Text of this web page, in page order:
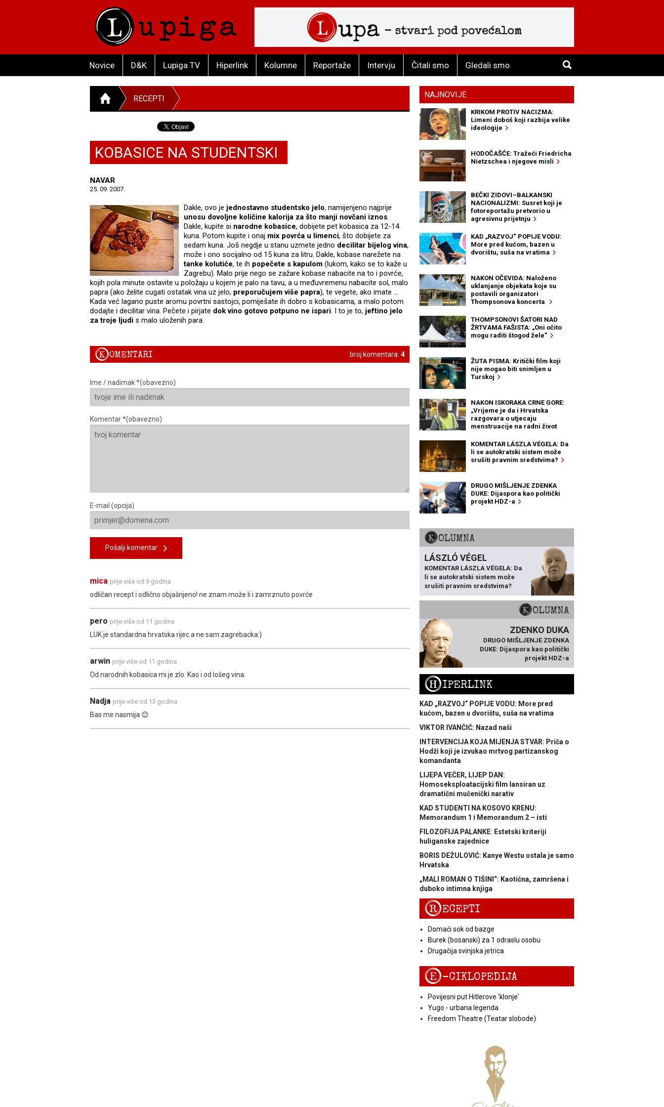
Novice D&K Lupiga TV Hiperlink Kolumne Reportaže Intervju Čitali smo Gledali smo
RECEPTI
KOBASICE NA STUDENTSKI
NAVAR
25. 09. 2007.
Dakle, ovo je jednostavno studentsko jelo, namijenjeno najprije
unosu dovoljne količine kalorija za što manji novčani iznos.
Dakle, kupite si narodne kobasice, dobijete pet kobasica za 12-14
kuna. Potom kupite i onaj mix povrća u limenci, što dobijete za
sedam kuna. Još negdje u stanu uzmete jedno decilitar bijelog vina,
može i ono socijalno od 15 kuna za litru. Dakle, kobase narežete na
tanke kolutiće, te ih popečete s kapulom (lukom, kako se to kaže u
Zagrebu). Malo prije nego se zažare kobase nabacite na to i povrće,
kojih pola minute ostavite u položaju u kojem je palo na tavu, a u međuvremenu nabacite sol, malo
papra (ako želite cugati ostatak vina uz jelo, preporučujem više papra), te vegete, ako imate ...
Kada već lagano puste aromu povrtni sastojci, pomiješate ih dobro s kobasicama, a malo potom
dodajte i decilitar vina. Pečete i pirjate dok vino gotovo potpuno ne ispari. I to je to, jeftino jelo
za troje ljudi s malo uloženih para.
broj komentara: 4
KOMENTARI
Ime / nadimak *(obavezno)
Komentar *(obavezno)
E-mail (opcija)
Pošalji komentar
mica prije više od 9 godina
odličan recept i odlično objašnjeno! ne znam može li i zamrznuto povrće
pero prije više od 11 godina
LUK je standardna hrvatska rijec a ne sam zagrebacka:)
arwin prije više od 11 godina
Od narodnih kobasica mi je zlo. Kao i od lošeg vina.
Nadja prije više od 13 godina
Bas me nasmija 😊
NAJNOVIJE
KRIKOM PROTIV NACIZMA:
Limeni doboš koji razbija velike
ideologije
HODOČAŠĆE: Tražeći Friedricha
Nietzschea i njegove misli
BEČKI ZIDOVI–BALKANSKI
NACIONALIZMI: Susret koji je
fotoreportažu pretvorio u
agresivnu prijetnju
KAD „RAZVOJ“ POPIJE VODU:
More pred kućom, bazen u
dvorištu, suša na vratima
NAKON OČEVIDA: Naloženo
uklanjanje objekata koje su
postavili organizatori
Thompsonova koncerta
THOMPSONOVI ŠATORI NAD
ŽRTVAMA FAŠISTA: „Oni očito
mogu raditi štogod žele“
ŽUTA PISMA: Kritički film koji
nije mogao biti snimljen u
Turskoj
NAKON ISKORAKA CRNE GORE:
„Vrijeme je da i Hrvatska
razgovara o utjecaju
menstruacije na radni život
KOMENTAR LÁSZLA VÉGELA: Da
li se autokratski sistem može
srušiti pravnim sredstvima?
DRUGO MIŠLJENJE ZDENKA
DUKE: Dijaspora kao politički
projekt HDZ-a
KOLUMNA
LÁSZLÓ VÉGEL
KOMENTAR LÁSZLA VÉGELA: Da
li se autokratski sistem može
srušiti pravnim sredstvima?
KOLUMNA
ZDENKO DUKA
DRUGO MIŠLJENJE ZDENKA
DUKE: Dijaspora kao politički
projekt HDZ-a
HIPERLINK
KAD „RAZVOJ“ POPIJE VODU: More pred
kućom, bazen u dvorištu, suša na vratima
VIKTOR IVANČIĆ: Nazad naši
INTERVENCIJA KOJA MIJENJA STVAR: Priča o
Hodži koji je izvukao mrtvog partizanskog
komandanta
LIJEPA VEČER, LIJEP DAN:
Homoseksploatacijski film lansiran uz
dramatični mučenički narativ
KAD STUDENTI NA KOSOVO KRENU:
Memorandum 1 i Memorandum 2 – isti
FILOZOFIJA PALANKE: Estetski kriteriji
huliganske zajednice
BORIS DEŽULOVIĆ: Kanye Westu ostala je samo
Hrvatska
„MALI ROMAN O TIŠINI“: Kaotična, zamršena i
duboko intimna knjiga
RECEPTI
Domaći sok od bazge
Burek (bosanski) za 1 odraslu osobu
Drugačija svinjska jetrica
E-CIKLOPEDIJA
Povijesni put Hitlerove 'klonje'
Yugo - urbana legenda
Freedom Theatre (Teatar slobode)